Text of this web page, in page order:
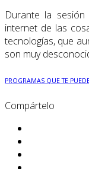
Durante la
internet de las
tecnologías, que
son muy
PROGRAMAS QUE TE
Compártelo